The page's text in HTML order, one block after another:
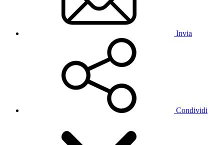
Invia
Condividi